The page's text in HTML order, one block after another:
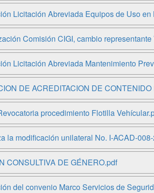
Licitación Abreviada Equipos de Uso en
Comisión CIGI, cambio representante
Licitación Abreviada Mantenimiento
DE ACREDITACION DE
procedimiento Flotilla
la modificación unilateral No. I-ACAD-
CONSULTIVA DE GÉNERO.pdf
del convenio Marco Servicios de